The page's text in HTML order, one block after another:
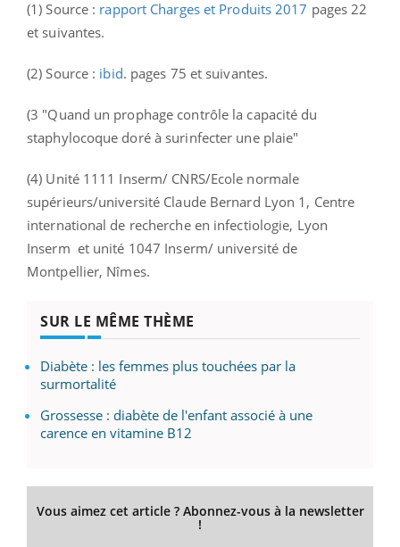
(1) Source : rapport Charges et Produits 2017 pages 22
et suivantes.
(2) Source : ibid. pages 75 et suivantes.
(3 "Quand un prophage contrôle la capacité du
staphylocoque doré à surinfecter une plaie"
(4) Unité 1111 Inserm/ CNRS/Ecole normale
supérieurs/université Claude Bernard Lyon 1, Centre
international de recherche en infectiologie, Lyon
Inserm et unité 1047 Inserm/ université de
Montpellier, Nîmes.
SUR LE MÊME THÈME
Diabète : les femmes plus touchées par la
surmortalité
Grossesse : diabète de l'enfant associé à une
carence en vitamine B12
Vous aimez cet article ? Abonnez-vous à la newsletter
!